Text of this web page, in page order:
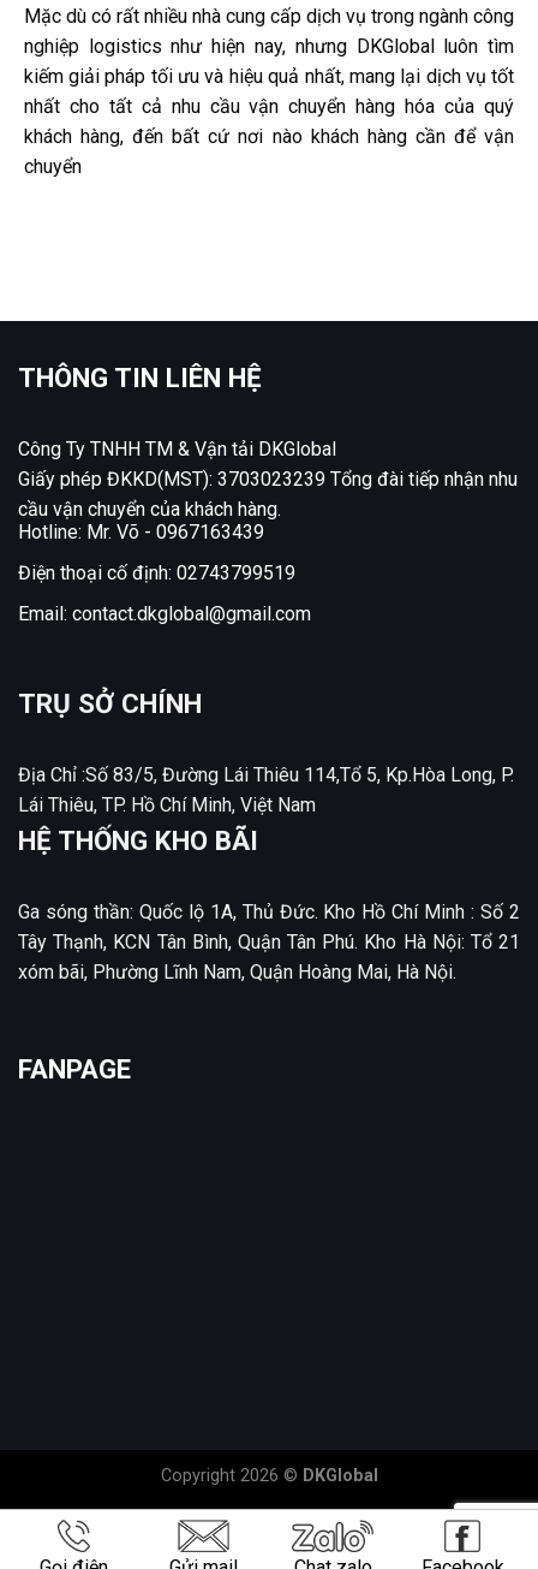
Mặc dù có rất nhiều nhà cung cấp dịch vụ trong ngành công
nghiệp logistics như hiện nay, nhưng DKGlobal luôn tìm
kiếm giải pháp tối ưu và hiệu quả nhất, mang lại dịch vụ tốt
nhất cho tất cả nhu cầu vận chuyển hàng hóa của quý
khách hàng, đến bất cứ nơi nào khách hàng cần để vận
chuyển
THÔNG TIN LIÊN HỆ
Công Ty TNHH TM & Vận tải DKGlobal
Giấy phép ĐKKD(MST): 3703023239 Tổng đài tiếp nhận nhu
cầu vận chuyển của khách hàng.
Hotline: Mr. Võ - 0967163439
Điện thoại cố định: 02743799519
Email: contact.dkglobal@gmail.com
TRỤ SỞ CHÍNH
Địa Chỉ :Số 83/5, Đường Lái Thiêu 114,Tổ 5, Kp.Hòa Long, P.
Lái Thiêu, TP. Hồ Chí Minh, Việt Nam
HỆ THỐNG KHO BÃI
Ga sóng thần: Quốc lộ 1A, Thủ Đức. Kho Hồ Chí Minh : Số 2
Tây Thạnh, KCN Tân Bình, Quận Tân Phú. Kho Hà Nội: Tổ 21
xóm bãi, Phường Lĩnh Nam, Quận Hoàng Mai, Hà Nội.
FANPAGE
Copyright 2026 © DKGlobal